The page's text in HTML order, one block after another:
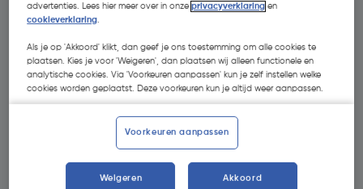
€ 33,49| Excl. btw € 27,68
advertenties. Lees hier meer over in onzeprivacyverklaring en
cookieverklaring.
Als je op 'Akkoord' klikt, dan geef je ons toestemming om alle cookies te
plaatsen. Kies je voor 'Weigeren', dan plaatsen wij alleen functionele en
analytische cookies. Via 'Voorkeuren aanpassen' kun je zelf instellen welke
cookies worden geplaatst. Deze voorkeuren kun je altijd weer aanpassen.
Voorkeuren aanpassen
Weigeren Akkoord